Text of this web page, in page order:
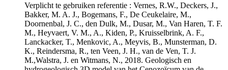
Verplicht te gebruiken referentie : Vernes, R.W., Deckers, J.,
Bakker, M. A. J., Bogemans, F., De Ceukelaire, M.,
Doornenbal, J. C., den Dulk, M., Dusar, M., Van Haren, T. F.
M., Heyvaert, V. M., A., Kiden, P., Kruisselbrink, A. F.,
Lanckacker, T., Menkovic, A., Meyvis, B., Munsterman, D.
K., Reindersma, R., ten Veen, J. H., van de Ven, T. J.
M.,Walstra, J. en Witmans, N., 2018. Geologisch en